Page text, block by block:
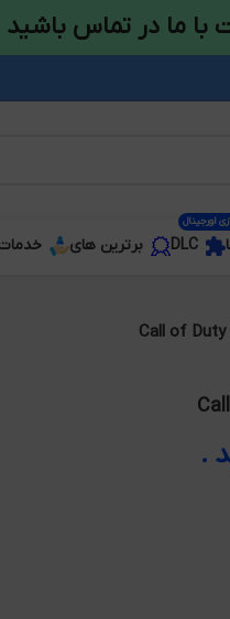
DLC برترین های
Call of
.
ما در تماس باشید